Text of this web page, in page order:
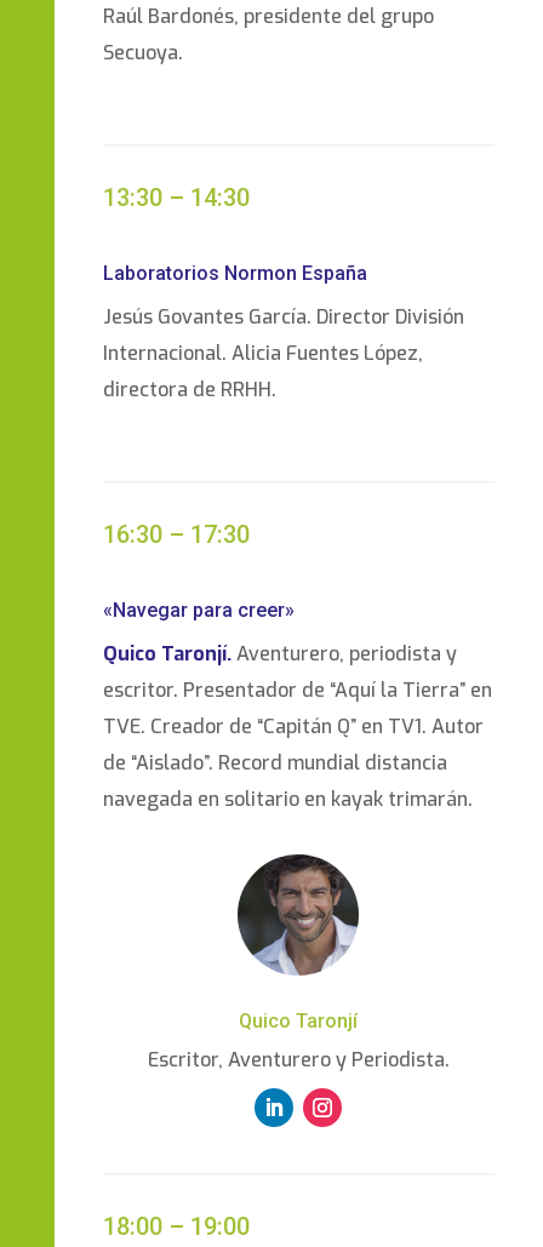
Raúl Bardonés, presidente del grupo
Secuoya.
13:30 – 14:30
Laboratorios Normon España
Jesús Govantes García. Director División
Internacional. Alicia Fuentes López,
directora de RRHH.
16:30 – 17:30
«Navegar para creer»
Quico Taronjí.Aventurero, periodista y
escritor. Presentador de “Aquí la Tierra” en
TVE. Creador de “Capitán Q” en TV1. Autor
de “Aislado”. Record mundial distancia
navegada en solitario en kayak trimarán.
Quico Taronjí
Escritor, Aventurero y Periodista.
18:00 – 19:00